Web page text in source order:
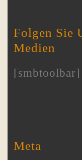
Folgen Sie
Medien
[smbtoolbar]
Meta